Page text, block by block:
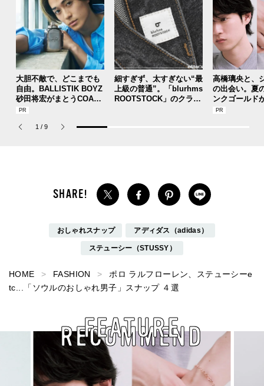
大胆不敵で、どこまでも
自由。BALLISTIK BOYZ
砂田将宏がまとうCOACH
の新作フレグランス「コ
パルファム」
細すぎず、太すぎない“最
上級の普通”。「blurhms
ROOTSTOCK」のクラシ
高橋璃央と、
の出会い。夏
ンクゴールド
SUMMER
1 / 9
おしゃれスナップ アディダス（adidas）
ステューシー（STUSSY）
HOME FASHION
ポロ ラルフローレン、ステューシーe
tc...「ソウルのおしゃれ男子」スナップ ４選
RECOMMEND
FEATURE